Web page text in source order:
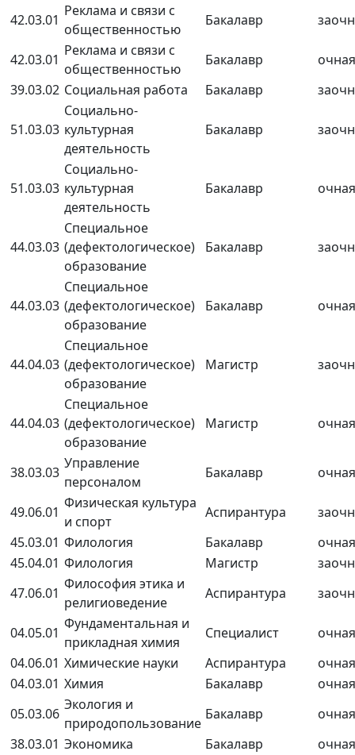
42.03.01
Реклама и связи с
общественностью
Бакалавр
42.03.01
Реклама и связи с
общественностью
Бакалавр
очная
39.03.02 Социальная работа Бакалавр
51.03.03
Социально-
культурная
деятельность
Бакалавр
51.03.03
Социально-
культурная
деятельность
Бакалавр очная
44.03.03
Специальное
(дефектологическое)
образование
Бакалавр
44.03.03
Специальное
(дефектологическое)
образование
Бакалавр очная
44.04.03
Специальное
(дефектологическое)
образование
Магистр
44.04.03
Специальное
(дефектологическое)
образование
Магистр очная
38.03.03
Управление
персоналом
Бакалавр очная
49.06.01
Физическая культура
и спорт
Аспирантура
45.03.01 Филология Бакалавр
очная
45.04.01 Филология Магистр
47.06.01
Философия этика и
религиоведение
Аспирантура
04.05.01
Фундаментальная и
прикладная химия
Специалист
очная
04.06.01 Химические науки Аспирантура
очная
04.03.01 Химия Бакалавр
очная
05.03.06
Экология и
природопользование
Бакалавр
очная
38.03.01 Экономика Бакалавр
очная